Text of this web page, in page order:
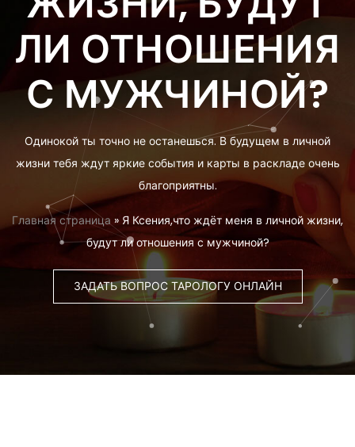
ЛИ ОТНОШЕНИЯ
С МУЖЧИНОЙ?
Одинокой ты точно не останешься. В будущем в личной
жизни тебя ждут яркие события и карты в раскладе очень
благоприятны.
Главная страница» Я Ксения,что ждёт меня в личной жизни,
будут ли отношения с мужчиной?
ЗАДАТЬ ВОПРОС ТАРОЛОГУ ОНЛАЙН